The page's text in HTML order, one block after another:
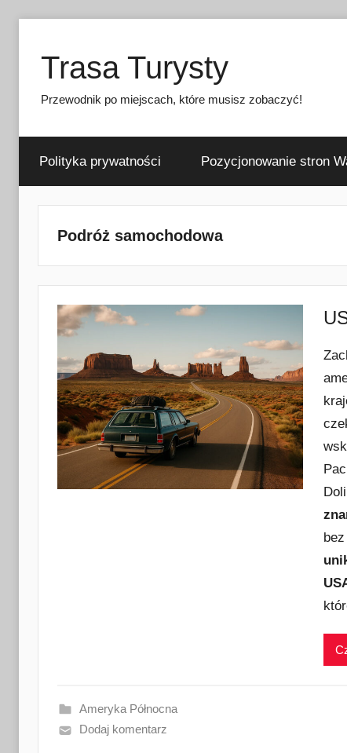
treściTrasa Turysty
Przewodnik po miejscach, które musisz zobaczyć!
Polityka prywatności Pozycjonowanie stron
Podróż samochodowa
Ameryka Północna
Dodaj komentarz